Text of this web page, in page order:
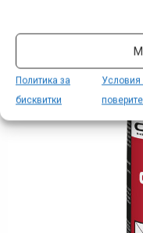
Политика за
бисквитки
Условия